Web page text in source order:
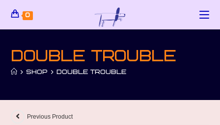
0
Double trouble
> SHOP > DOUBLE TROUBLE
Previous Product